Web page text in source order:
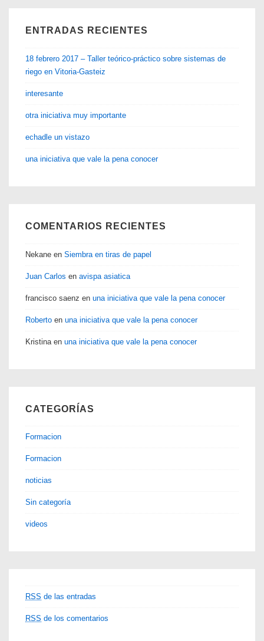
ENTRADAS RECIENTES
18 febrero 2017 – Taller teórico-práctico sobre sistemas de
riego en Vitoria-Gasteiz
interesante
otra iniciativa muy importante
echadle un vistazo
una iniciativa que vale la pena conocer
COMENTARIOS RECIENTES
Nekane en Siembra en tiras de papel
Juan Carlos en avispa asiatica
francisco saenz en una iniciativa que vale la pena conocer
Roberto en una iniciativa que vale la pena conocer
Kristina en una iniciativa que vale la pena conocer
CATEGORÍAS
Formacion
Formacion
noticias
Sin categoría
videos
RSS de las entradas
RSS de los comentarios